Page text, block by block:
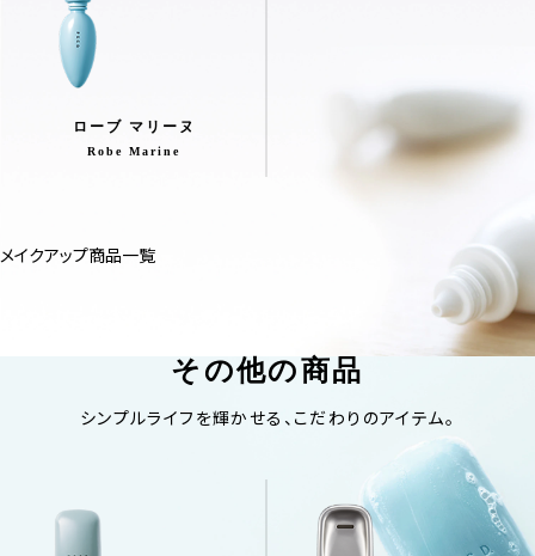
ローブ マリーヌ
Robe Marine
メイクアップ商品一覧
その他の商品
シンプルライフを輝かせる、こだわりのアイテム。